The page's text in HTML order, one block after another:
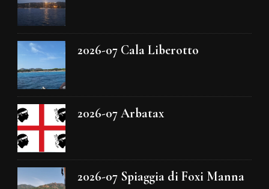
2026-07 Cala Liberotto
2026-07 Arbatax
2026-07 Spiaggia di Foxi Manna